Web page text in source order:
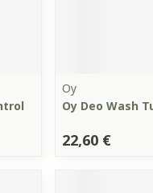
Oy
Oy Deo Wash
22,60 €